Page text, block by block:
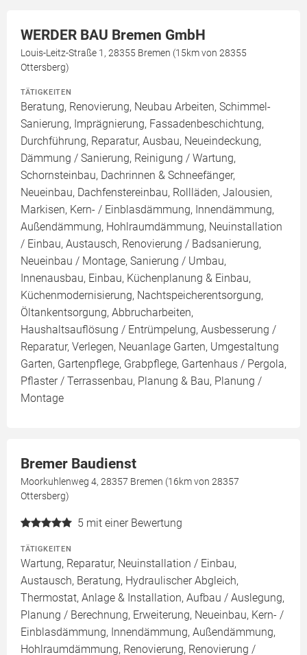
WERDER BAU Bremen GmbH
Louis-Leitz-Straße 1, 28355 Bremen (15km von 28355
Ottersberg)
TÄTIGKEITEN
Beratung, Renovierung, Neubau Arbeiten, Schimmel-
Sanierung, Imprägnierung, Fassadenbeschichtung,
Durchführung, Reparatur, Ausbau, Neueindeckung,
Dämmung / Sanierung, Reinigung / Wartung,
Schornsteinbau, Dachrinnen & Schneefänger,
Neueinbau, Dachfenstereinbau, Rollläden, Jalousien,
Markisen, Kern- / Einblasdämmung, Innendämmung,
Außendämmung, Hohlraumdämmung, Neuinstallation
/ Einbau, Austausch, Renovierung / Badsanierung,
Neueinbau / Montage, Sanierung / Umbau,
Innenausbau, Einbau, Küchenplanung & Einbau,
Küchenmodernisierung, Nachtspeicherentsorgung,
Öltankentsorgung, Abbrucharbeiten,
Haushaltsauflösung / Entrümpelung, Ausbesserung /
Reparatur, Verlegen, Neuanlage Garten, Umgestaltung
Garten, Gartenpflege, Grabpflege, Gartenhaus / Pergola,
Pflaster / Terrassenbau, Planung & Bau, Planung /
Montage
Bremer Baudienst
Moorkuhlenweg 4, 28357 Bremen (16km von 28357
Ottersberg)
5 mit einer Bewertung
TÄTIGKEITEN
Wartung, Reparatur, Neuinstallation / Einbau,
Austausch, Beratung, Hydraulischer Abgleich,
Thermostat, Anlage & Installation, Aufbau / Auslegung,
Planung / Berechnung, Erweiterung, Neueinbau, Kern- /
Einblasdämmung, Innendämmung, Außendämmung,
Hohlraumdämmung, Renovierung, Renovierung /